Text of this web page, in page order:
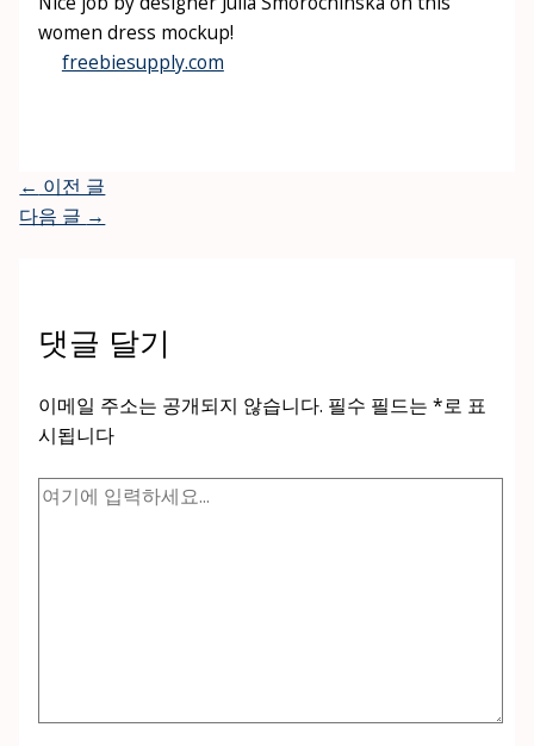
women dress mockup!
freebiesupply.com
← 이전 글
다음 글 →
댓글 달기
이메일 주소는 공개되지 않습니다. 필수 필드는 *로 표
시됩니다
여